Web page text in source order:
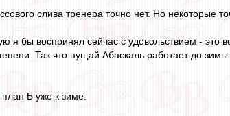
слива тренера точно нет. Но некоторые
я бы воспринял сейчас с удовольствием -
Так что пущай Абаскаль работает до
Б уже к зиме.